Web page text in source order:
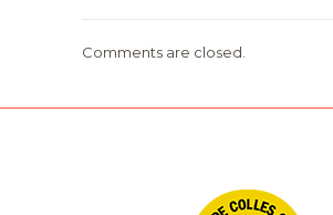
Comments are closed.